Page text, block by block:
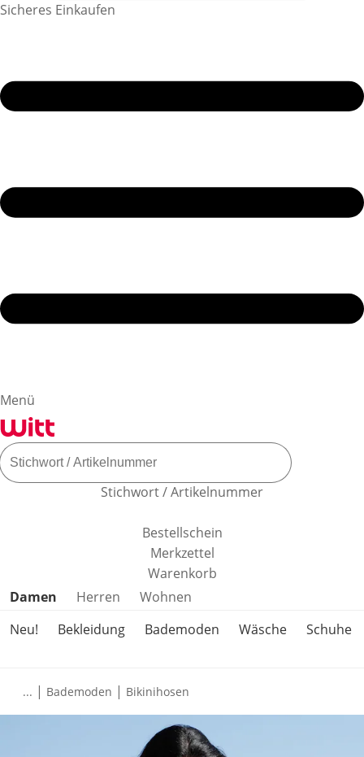
Sicheres Einkaufen
Menü
Stichwort / Artikelnummer
Bestellschein
Merkzettel
Warenkorb
Produktkategorien überspringen
Damen Herren
Wohnen
Neu!
Bekleidung Bademoden Wäsche Schuhe
... | Bademoden | Bikinihosen